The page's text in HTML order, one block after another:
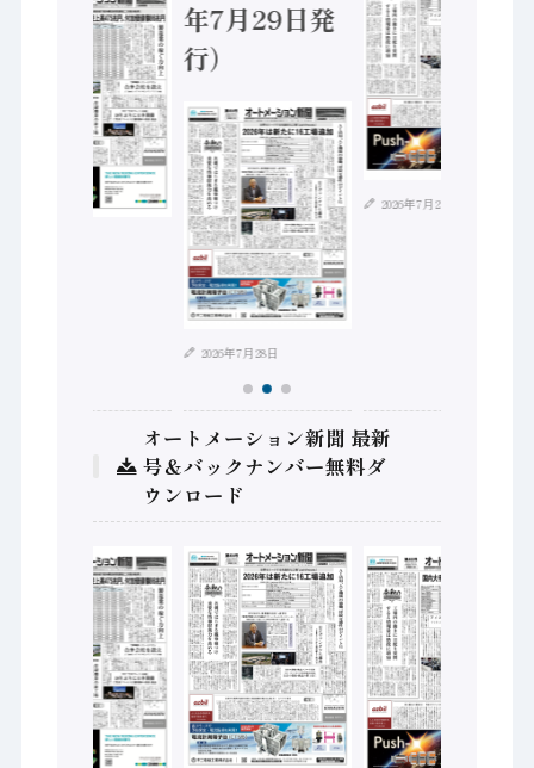
年7月29日発
行）
2026年7月28日
2026年7月21日
オートメーション新聞 最新
号＆バックナンバー無料ダ
ウンロード